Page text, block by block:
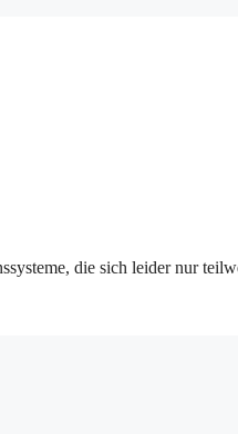
die sich leider nur